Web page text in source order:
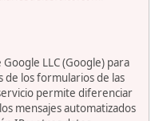
LLC (Google) para
de los formularios de las
permite diferenciar
mensajes automatizados